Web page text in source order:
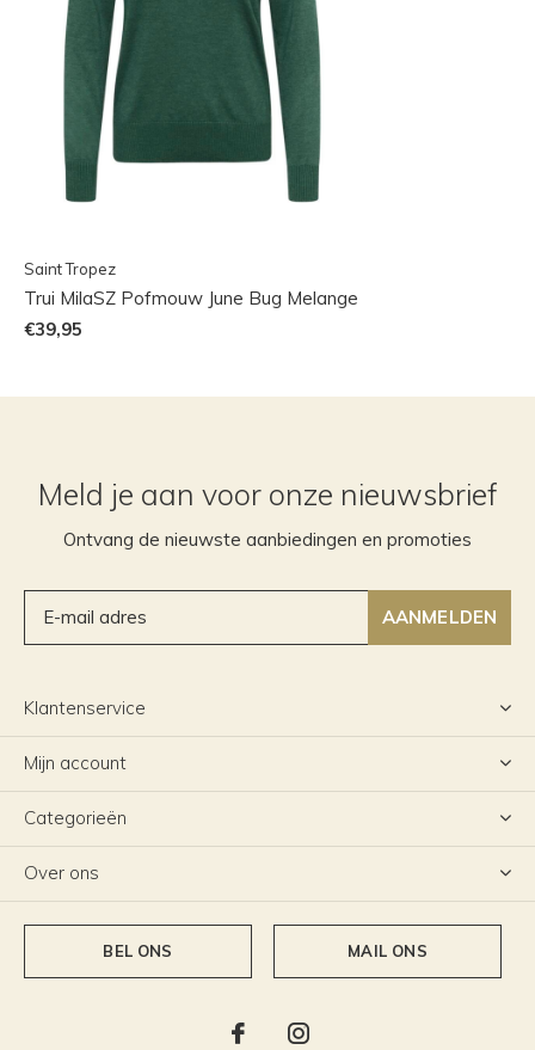
Saint Tropez
Trui MilaSZ Pofmouw June Bug Melange
€39,95
Meld je aan voor onze nieuwsbrief
Ontvang de nieuwste aanbiedingen en promoties
AANMELDEN
Klantenservice
Mijn account
Categorieën
Over ons
BEL ONS MAIL ONS